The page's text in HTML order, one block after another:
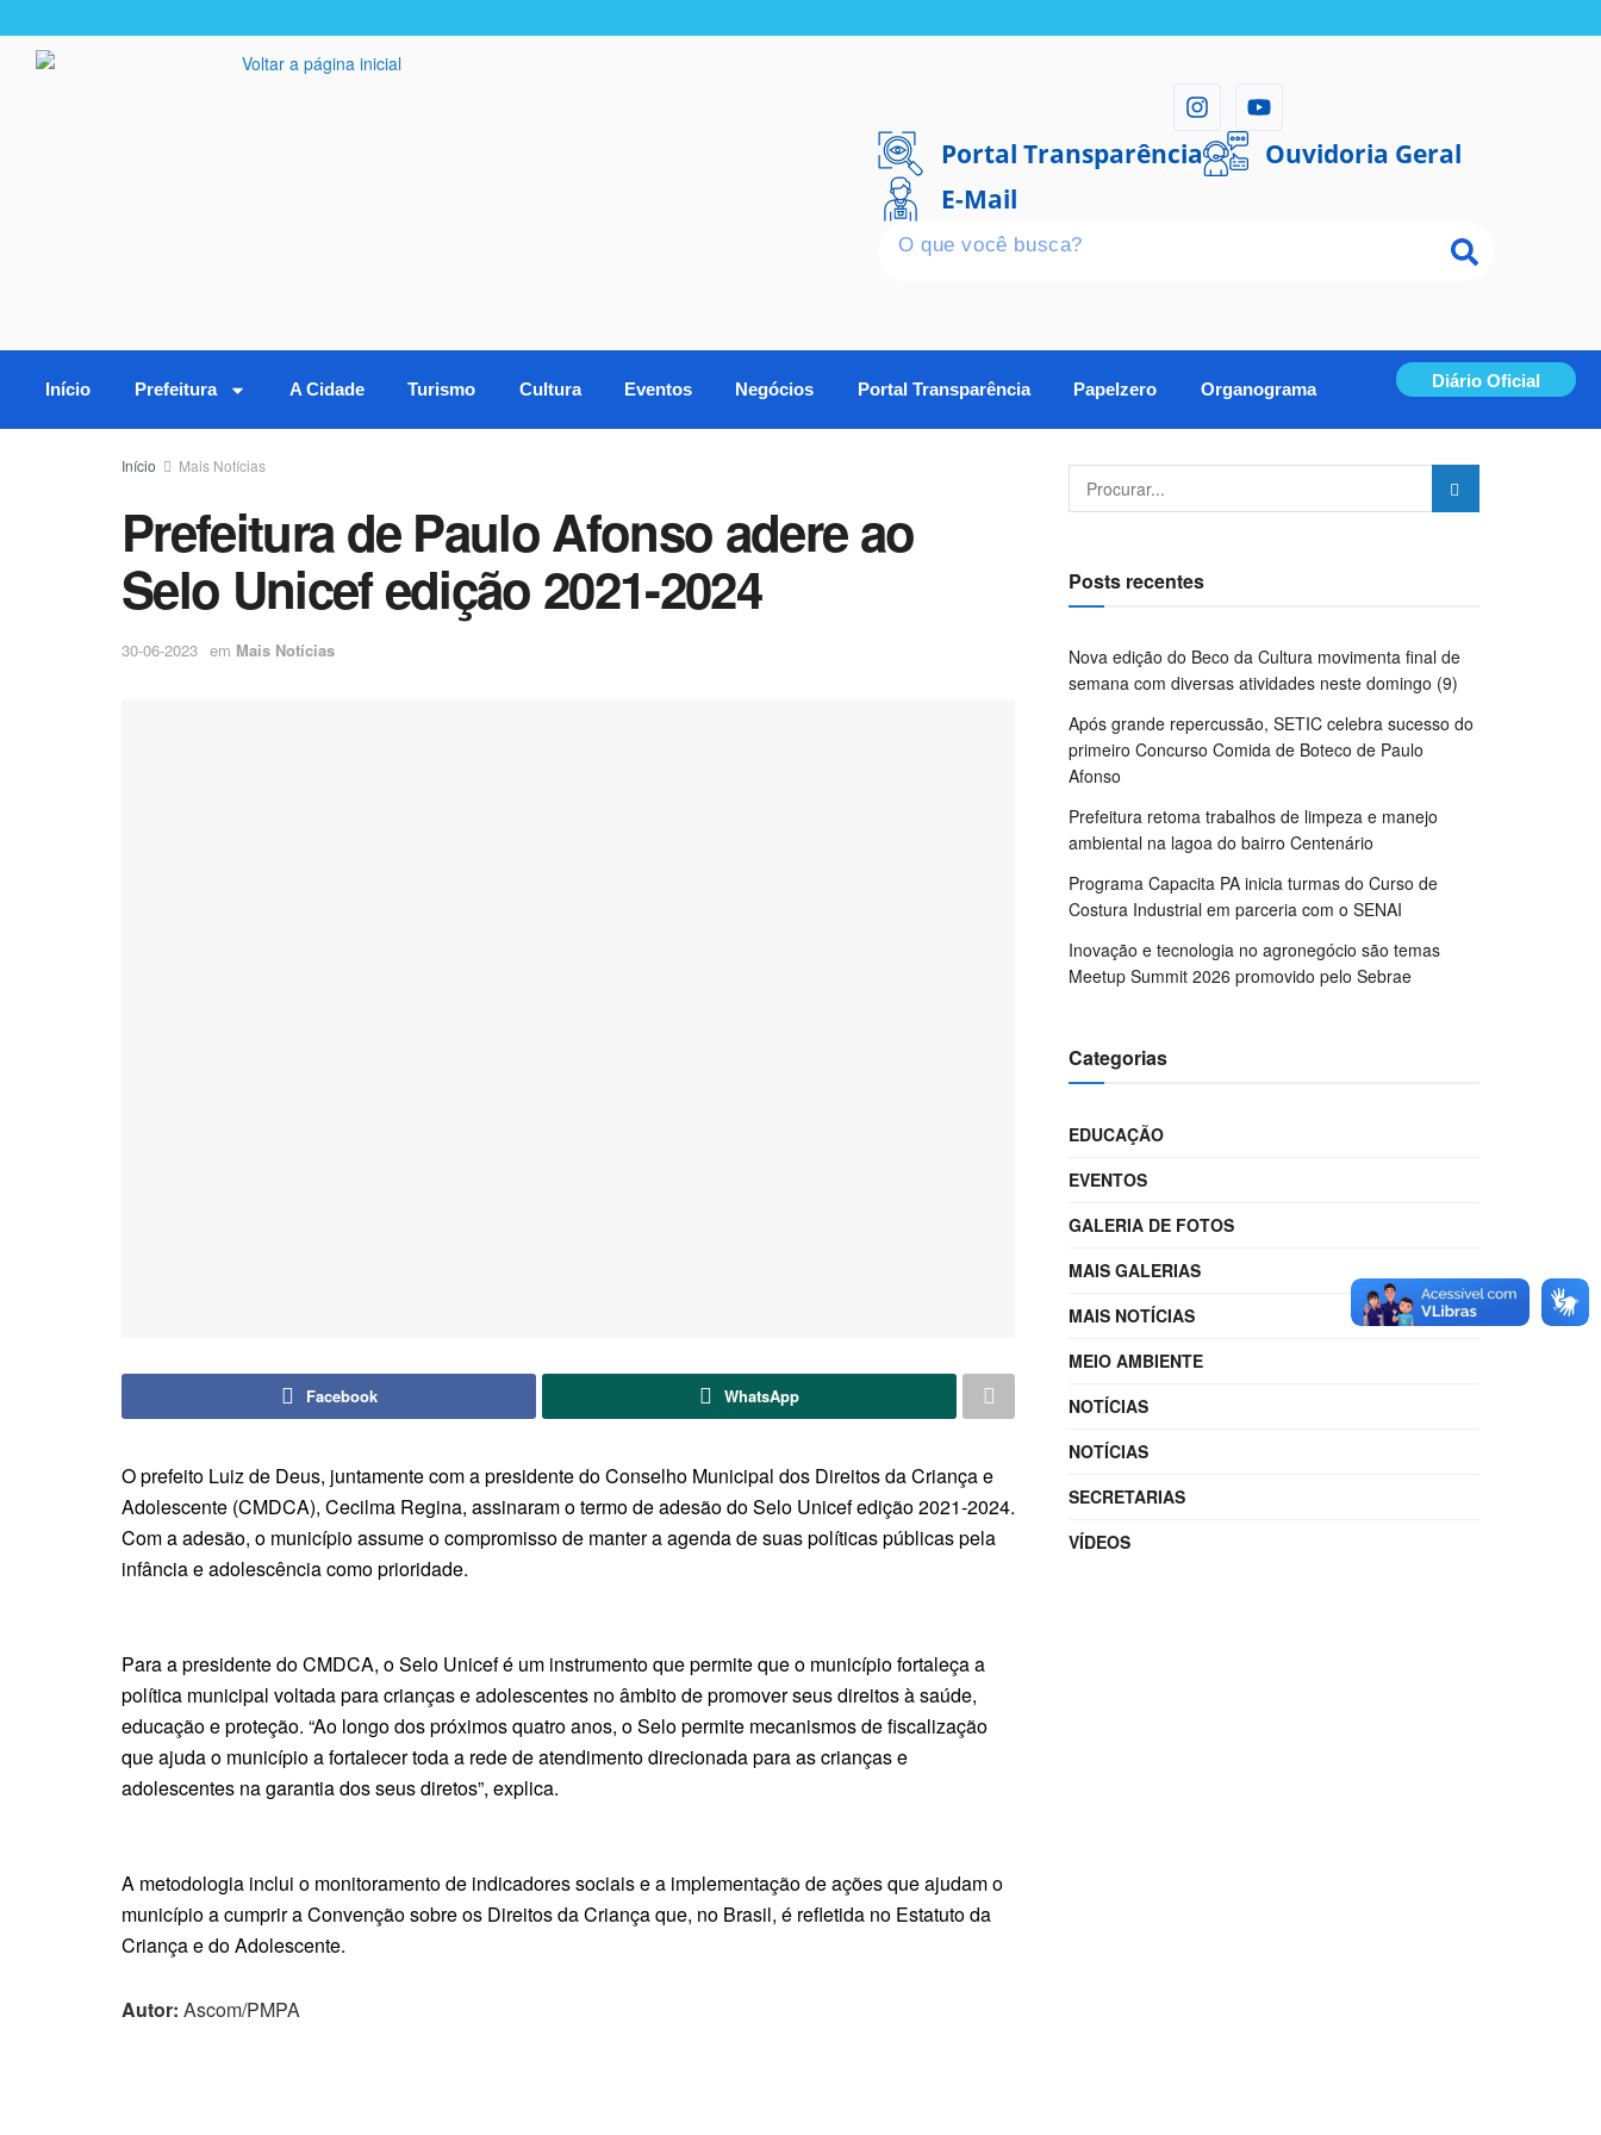
Portal Transparência
Ouvidoria Geral
E-Mail
Início Prefeitura A Cidade Turismo Cultura Eventos Negócios Portal Transparência Papelzero Organograma Diário Oficial
Início Mais Notícias
Prefeitura de Paulo Afonso adere ao
Selo Unicef edição 2021-2024
30-06-2023 em Mais Notícias
Facebook WhatsApp
O prefeito Luiz de Deus, juntamente com a presidente do Conselho Municipal dos Direitos da Criança e
Adolescente (CMDCA), Cecilma Regina, assinaram o termo de adesão do Selo Unicef edição 2021-2024.
Com a adesão, o município assume o compromisso de manter a agenda de suas políticas públicas pela
infância e adolescência como prioridade.
Para a presidente do CMDCA, o Selo Unicef é um instrumento que permite que o município fortaleça a
política municipal voltada para crianças e adolescentes no âmbito de promover seus direitos à saúde,
educação e proteção. “Ao longo dos próximos quatro anos, o Selo permite mecanismos de fiscalização
que ajuda o município a fortalecer toda a rede de atendimento direcionada para as crianças e
adolescentes na garantia dos seus diretos”, explica.
A metodologia inclui o monitoramento de indicadores sociais e a implementação de ações que ajudam o
município a cumprir a Convenção sobre os Direitos da Criança que, no Brasil, é refletida no Estatuto da
Criança e do Adolescente.
Autor: Ascom/PMPA
Posts recentes
Nova edição do Beco da Cultura movimenta final de
semana com diversas atividades neste domingo (9)
Após grande repercussão, SETIC celebra sucesso do
primeiro Concurso Comida de Boteco de Paulo
Afonso
Prefeitura retoma trabalhos de limpeza e manejo
ambiental na lagoa do bairro Centenário
Programa Capacita PA inicia turmas do Curso de
Costura Industrial em parceria com o SENAI
Inovação e tecnologia no agronegócio são temas
Meetup Summit 2026 promovido pelo Sebrae
Categorias
EDUCAÇÃO
EVENTOS
GALERIA DE FOTOS
MAIS GALERIAS
MAIS NOTÍCIAS
MEIO AMBIENTE
NOTÍCIAS
NOTÍCIAS
SECRETARIAS
VÍDEOS